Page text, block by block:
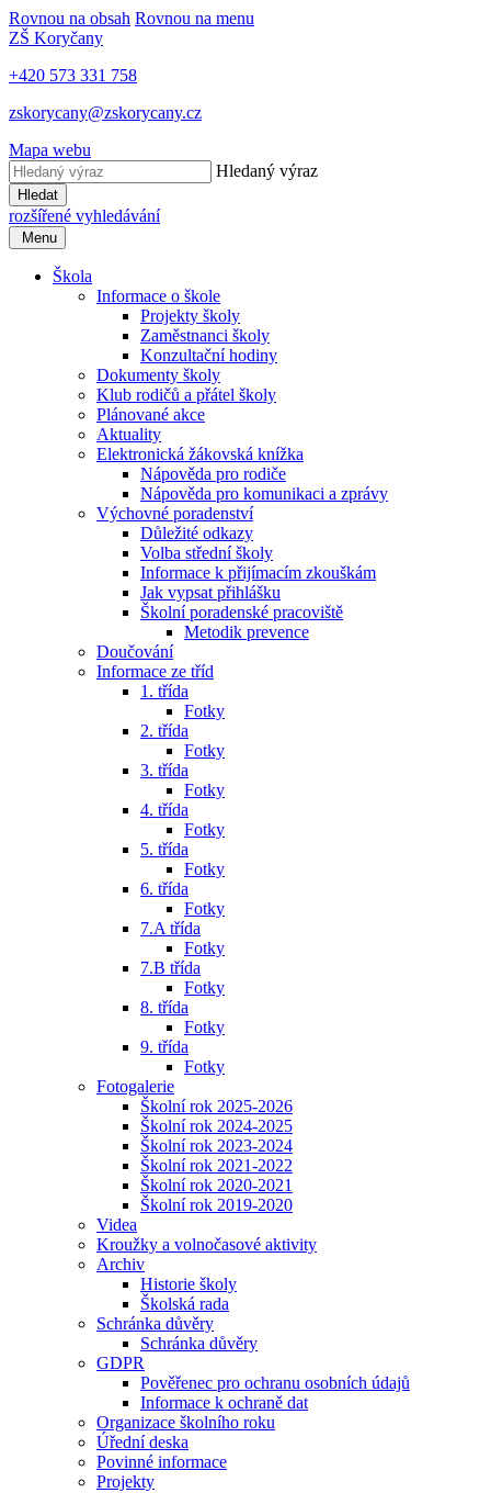
Rovnou na obsah Rovnou na menu
ZŠ Koryčany
+420 573 331 758
zskorycany@zskorycany.cz
Mapa webu
Hledaný výraz
Hledat
rozšířené vyhledávání
Menu
Škola
Informace o škole
Projekty školy
Zaměstnanci školy
Konzultační hodiny
Dokumenty školy
Klub rodičů a přátel školy
Plánované akce
Aktuality
Elektronická žákovská knížka
Nápověda pro rodiče
Nápověda pro komunikaci a zprávy
Výchovné poradenství
Důležité odkazy
Volba střední školy
Informace k přijímacím zkouškám
Jak vypsat přihlášku
Školní poradenské pracoviště
Metodik prevence
Doučování
Informace ze tříd
1. třída
Fotky
2. třída
Fotky
3. třída
Fotky
4. třída
Fotky
5. třída
Fotky
6. třída
Fotky
7.A třída
Fotky
7.B třída
Fotky
8. třída
Fotky
9. třída
Fotky
Fotogalerie
Školní rok 2025-2026
Školní rok 2024-2025
Školní rok 2023-2024
Školní rok 2021-2022
Školní rok 2020-2021
Školní rok 2019-2020
Videa
Kroužky a volnočasové aktivity
Archiv
Historie školy
Školská rada
Schránka důvěry
Schránka důvěry
GDPR
Pověřenec pro ochranu osobních údajů
Informace k ochraně dat
Organizace školního roku
Úřední deska
Povinné informace
Projekty